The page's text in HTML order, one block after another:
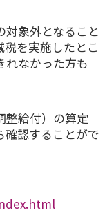
象外となること
を実施したとこ
れなかった方も
整給付）の算定
確認することがで